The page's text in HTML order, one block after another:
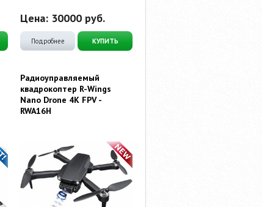
Цена: 30000руб.
Подробнее КУПИТЬ
Радиоуправляемый
квадрокоптер R-Wings
Nano Drone 4K FPV -
RWA16H